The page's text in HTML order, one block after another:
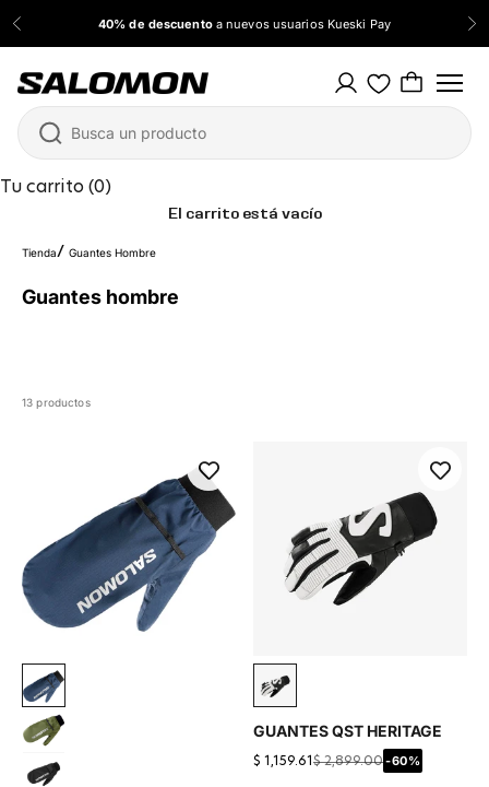
Anterior 40% de descuentoa nuevos usuarios Kueski Pay
Salomon México
Tu carrito (0)
El carrito está vacío
Tienda Guantes Hombre
Guantes hombre
13 productos
Azul
Verde
Blanco
GUANTES QST HERITAGE
$ 1,159.61 $ 2,899.00-60%